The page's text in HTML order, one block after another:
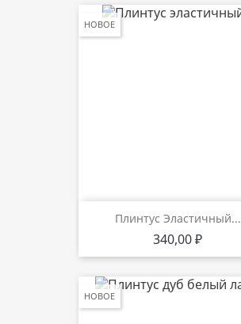
Плинтус Эластичный...
Цена
340,00 ₽
НОВОЕ
НОВОЕ